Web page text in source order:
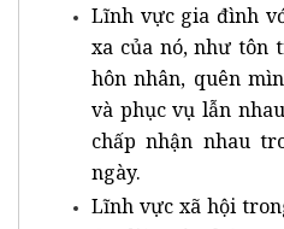
Lĩnh vực gia đình
xa của nó, như tôn
hôn nhân, quên
và phục vụ lẫn
chấp nhận nhau
ngày.
Lĩnh vực xã hội